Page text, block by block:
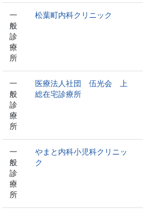
一
般
診
療
所
松葉町内科クリニック
一
般
診
療
所
医療法人社団 伍光会 上
総在宅診療所
一
般
診
療
所
やまと内科小児科クリニッ
ク